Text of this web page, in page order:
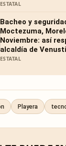
ESTATAL
Bacheo y
Moctezuma,
Noviembre: así
alcaldía de
ESTATAL
Playera